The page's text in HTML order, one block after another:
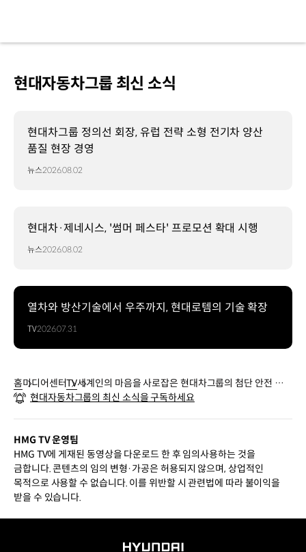
현대자동차그룹 최신 소식
현대차그룹 정의선 회장, 유럽 전략 소형 전기차 양산
품질 현장 경영
뉴스2026.08.02
현대차·제네시스, '썸머 페스타' 프로모션 확대 시행
뉴스2026.08.02
열차와 방산기술에서 우주까지, 현대로템의 기술 확장
TV2026.07.31
홈미디어센터TV세계인의 마음을 사로잡은 현대차그룹의 첨단 안전 기
술, 비전펄스(Vision Pulse)
현대자동차그룹의 최신 소식을 구독하세요
HMG TV 운영팀
HMG TV에 게재된 동영상을 다운로드 한 후 임의사용하는 것을
금합니다. 콘텐츠의 임의 변형·가공은 허용되지 않으며, 상업적인
목적으로 사용할 수 없습니다. 이를 위반할 시 관련법에 따라 불이익을
받을 수 있습니다.